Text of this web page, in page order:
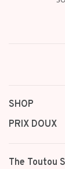
SHOP
PRIX DOUX
The Toutou